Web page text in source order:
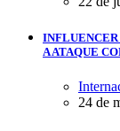
A ATAQUE
24 de